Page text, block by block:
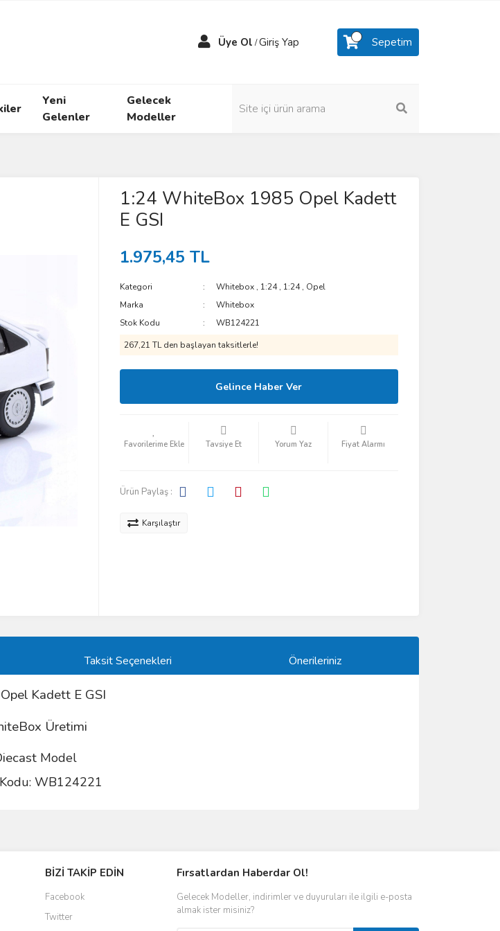
Üye Ol /Giriş Yap Sepetim
Yeni
Gelenler
Gelecek
Modeller
1:24 WhiteBox 1985 Opel Kadett
E GSI
1.975,45 TL
Kategori Whitebox , 1:24, 1:24, Opel
Marka
Whitebox
Stok Kodu
WB124221
267,21 TL den başlayan taksitlerle!
Gelince Haber Ver
Tavsiye Et Yorum Yaz Fiyat Alarmı
Ürün Paylaş :
Karşılaştır
Taksit Seçenekleri Önerileriniz
Kadett E GSI
Üretimi
Model
WB124221
BİZİ TAKİP EDİN
Facebook
Twitter
Fırsatlardan Haberdar Ol!
Gelecek Modeller, indirimler ve duyuruları ile ilgili e-posta
almak ister misiniz?